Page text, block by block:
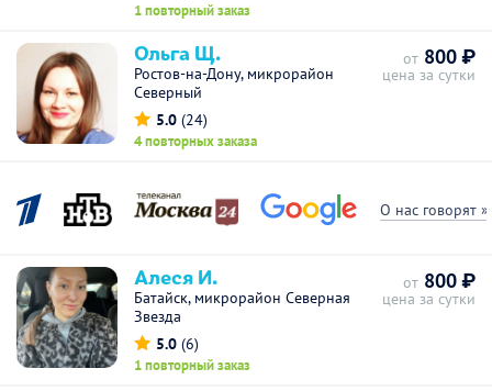
1 повторный заказ
Ольга Щ.
Ростов-на-Дону, микрорайон
Северный
5.0 (24)
4 повторных заказа
от 800 ₽
цена за сутки
О нас говорят »
Алеся И.
Батайск, микрорайон Северная
Звезда
5.0 (6)
1 повторный заказ
от 800 ₽
цена за сутки